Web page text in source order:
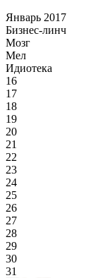
Январь 2017
Бизнес-линч
Мозг
Мел
Идиотека
16
17
18
19
20
21
22
23
24
25
26
27
28
29
30
31